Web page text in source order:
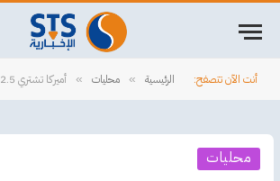
أنت الآن تتصفح: الرئيسية » محليات » أميركا تشتري 2.5 مليون برميل من النفط لإعادة ملء الاحتياطي الإستراتيجي
محليات